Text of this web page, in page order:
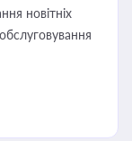
новітніх
обслуговування